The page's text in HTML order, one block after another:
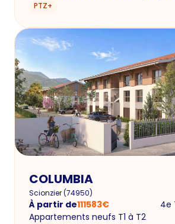
PTZ+
COLUMBIA
Scionzier(74950)
À partir de111583€
4e
Appartements neufs T1 à T2